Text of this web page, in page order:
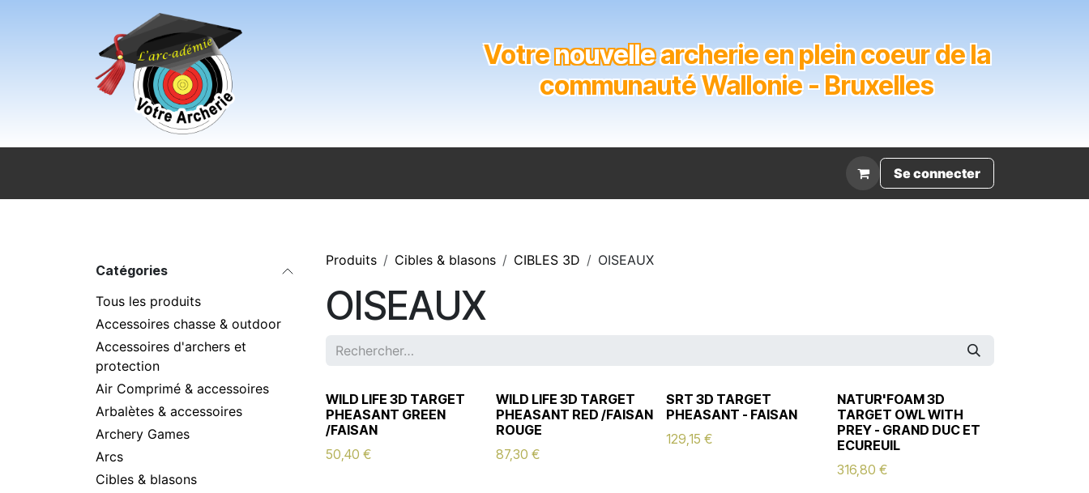
Votrenouvellearcherie en plein coeur de la
communauté Wallonie - Bruxelles
Se connecter
Catégories
Tous les produits
Accessoires chasse & outdoor
Accessoires d'archers et
protection
Air Comprimé & accessoires
Arbalètes & accessoires
Archery Games
Arcs
Cibles & blasons
Produits Cibles & blasons CIBLES 3D OISEAUX
OISEAUX
WILD LIFE 3D TARGET
PHEASANT GREEN
/FAISAN
50,40 €
WILD LIFE 3D TARGET
PHEASANT RED /FAISAN
ROUGE
87,30 €
SRT 3D TARGET
PHEASANT - FAISAN
129,15 €
NATUR'FOAM 3D
TARGET OWL WITH
PREY - GRAND DUC ET
ECUREUIL
316,80 €